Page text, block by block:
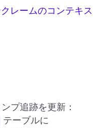
レームのコンテキス
プ追跡を更新：
テーブルに